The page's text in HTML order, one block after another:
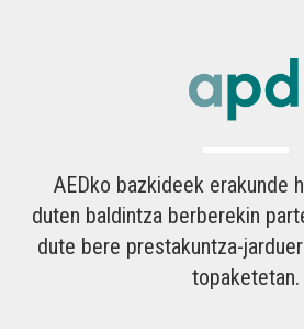
AEDko bazkideek erakunde
duten baldintza berberekin
dute bere prestakuntza-
topaketetan.